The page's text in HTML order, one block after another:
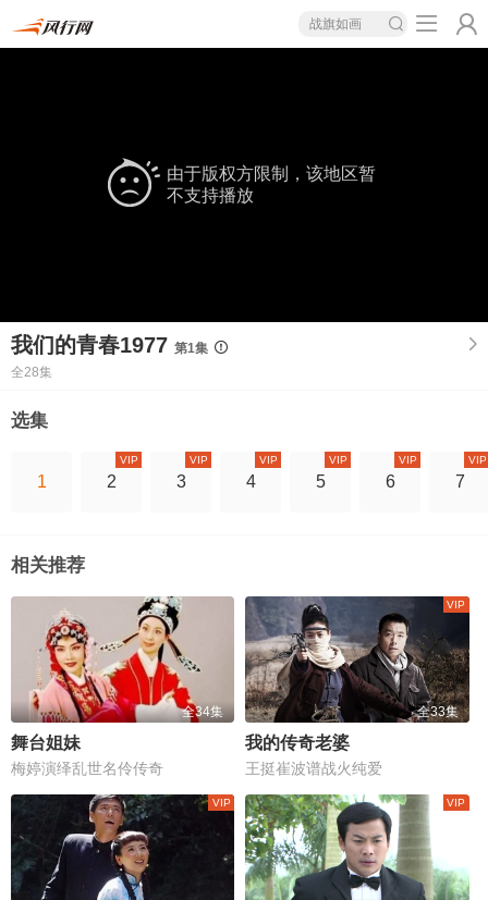
战旗如画
由于版权方限制，该地区暂
不支持播放
我们的青春1977 第1集
全28集
选集
1 2
VIP
3
VIP
4
VIP
5
VIP
6
VIP
7
VIP
相关推荐
全34集
舞台姐妹
梅婷演绎乱世名伶传奇
全33集
我的传奇老婆
王挺崔波谱战火纯爱